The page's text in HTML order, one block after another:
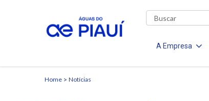
A Empresa
Home Notícias